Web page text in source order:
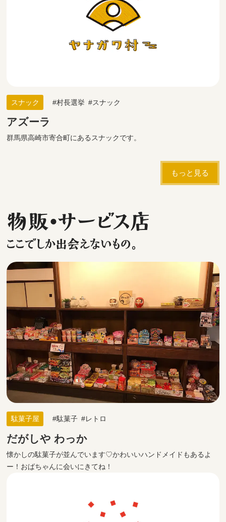
スナック 村長選挙 スナック
アズーラ
群馬県高崎市寄合町にあるスナックです。
もっと見る
物販・サービス店
ここでしか出会えないもの。
駄菓子屋 駄菓子 レトロ
だがしや わっか
懐かしの駄菓子が並んでいます♡かわいいハンドメイドもあるよ
ー！おばちゃんに会いにきてね！